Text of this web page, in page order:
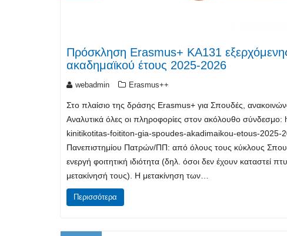
Πρόσκληση Erasmus+ ΚΑ131 εξερχόμενης
ακαδημαϊκού έτους 2025-2026
webadmin Erasmus++
Στο πλαίσιο της δράσης Erasmus+ για Σπουδές,
Αναλυτικά όλες οι πληροφορίες στον ακόλουθο
kinitikotitas-foititon-gia-spoudes-akadimaikou-etous-2025-
Πανεπιστημίου Πατρών/ΠΠ: από όλους τους κύκλους
ενεργή φοιτητική ιδιότητα (δηλ. όσοι δεν έχουν καταστεί
μετακίνησή τους). Η μετακίνηση των…
Περισσότερα